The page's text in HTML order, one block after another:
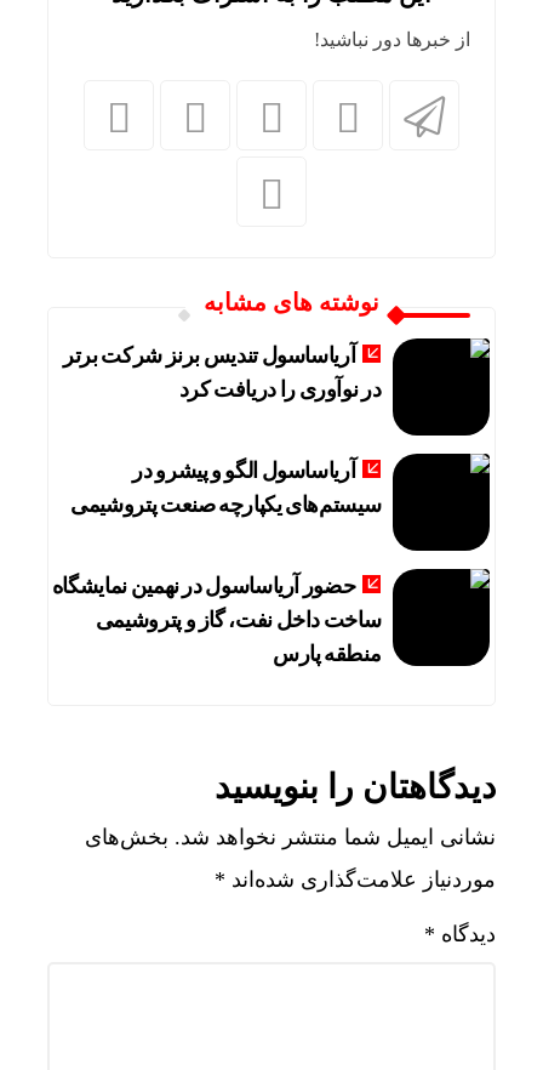
از خبرها دور نباشید!
نوشته های مشابه
آریاساسول تندیس برنز شرکت برتر
در نوآوری را دریافت کرد
آریاساسول الگو و پیشرو در
سیستم‌های یکپارچه صنعت پتروشیمی
حضور آریاساسول در نهمین نمایشگاه
ساخت داخل نفت، گاز و پتروشیمی
منطقه پارس
دیدگاهتان را بنویسید
نشانی ایمیل شما منتشر نخواهد شد. بخش‌های
موردنیاز علامت‌گذاری شده‌اند *
دیدگاه *